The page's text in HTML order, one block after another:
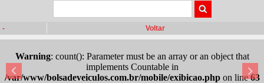
- Voltar
Warning: count(): Parameter must be an array or an object that
implements Countable in
/var/www/bolsadeveiculos.com.br/mobile/exibicao.phpon line63